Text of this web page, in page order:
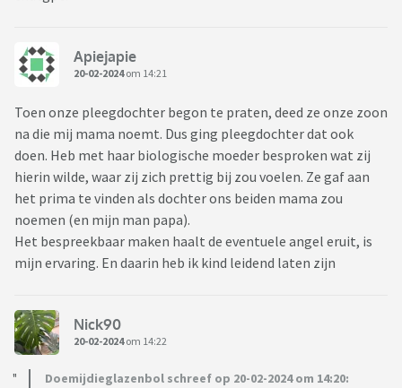
Apiejapie
20-02-2024om 14:21
Toen onze pleegdochter begon te praten, deed ze onze zoon
na die mij mama noemt. Dus ging pleegdochter dat ook
doen. Heb met haar biologische moeder besproken wat zij
hierin wilde, waar zij zich prettig bij zou voelen. Ze gaf aan
het prima te vinden als dochter ons beiden mama zou
noemen (en mijn man papa).
Het bespreekbaar maken haalt de eventuele angel eruit, is
mijn ervaring. En daarin heb ik kind leidend laten zijn
Nick90
20-02-2024om 14:22
Doemijdieglazenbol schreef op 20-02-2024 om 14:20: